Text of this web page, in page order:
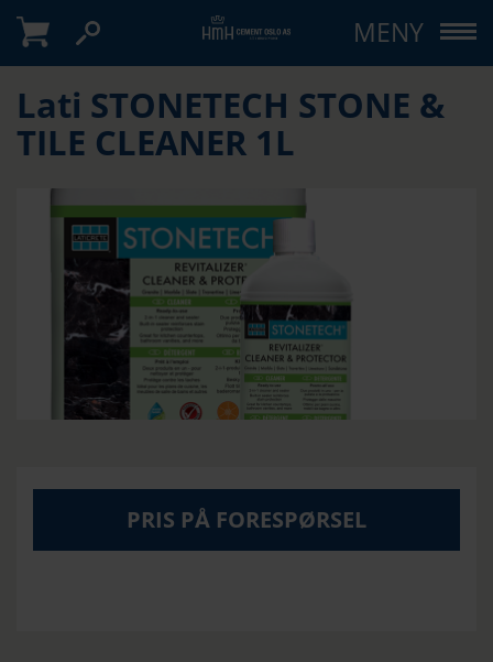
MENY
Lati STONETECH STONE &
TILE CLEANER 1L
PRIS PÅ FORESPØRSEL